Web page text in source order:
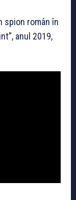
spion român în
anul 2019,